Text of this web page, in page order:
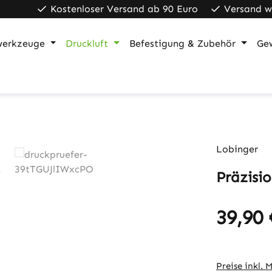
Kostenloser Versand ab 90 Euro Versand
Druckluft Befestigung & Zubehör
Lobinger
Regulärer
39,90
Preise inkl.